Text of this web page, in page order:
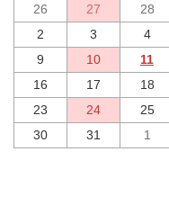
26 27 28
2
3 4
9
10 11
16
17 18
23
24 25
30
31 1